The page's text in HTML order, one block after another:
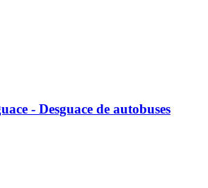
- Desguace de autobuses